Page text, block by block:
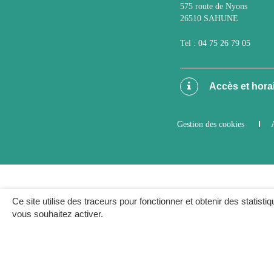
Ce site utilise des traceurs pour fonctionner et obtenir des
vous souhaitez activer.
575 route de Nyons
26510 SAHUNE
Tel : 04 75 26 79 05
Accès et
Gestion des cookies